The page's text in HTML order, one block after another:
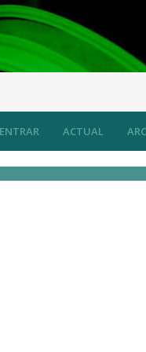
ACTUAL
ENTRAR